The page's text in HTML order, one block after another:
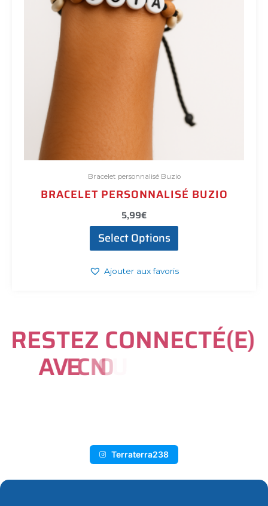
Bracelet personnalisé Buzio
BRACELET PERSONNALISÉ BUZIO
5,99€
Select Options
du
Ajouter aux favoris
RESTEZ CONNECTÉ(E)
AVECN
Terraterra238